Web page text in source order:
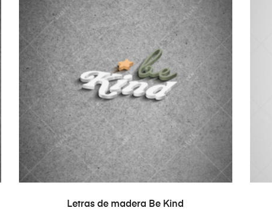
ADD TO CART
Letras de madera Be Kind